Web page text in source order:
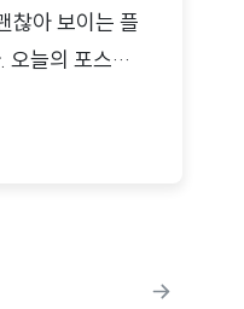
찮아 보이는 플
오늘의 포스팅